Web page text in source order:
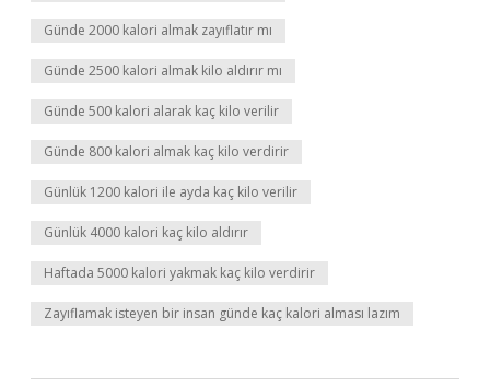
Günde 2000 kalori almak zayıflatır mı
Günde 2500 kalori almak kilo aldırır mı
Günde 500 kalori alarak kaç kilo verilir
Günde 800 kalori almak kaç kilo verdirir
Günlük 1200 kalori ile ayda kaç kilo verilir
Günlük 4000 kalori kaç kilo aldırır
Haftada 5000 kalori yakmak kaç kilo verdirir
Zayıflamak isteyen bir insan günde kaç kalori alması lazım